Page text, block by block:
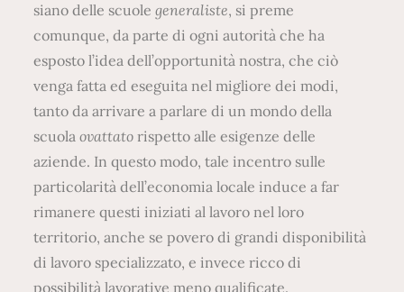
siano delle scuolegeneraliste, si preme
comunque, da parte di ogni autorità che ha
esposto l’idea dell’opportunità nostra, che ciò
venga fatta ed eseguita nel migliore dei modi,
tanto da arrivare a parlare di un mondo della
scuolaovattato rispetto alle esigenze delle
aziende. In questo modo, tale incentro sulle
particolarità dell’economia locale induce a far
rimanere questi iniziati al lavoro nel loro
territorio, anche se povero di grandi disponibilità
di lavoro specializzato, e invece ricco di
possibilità lavorative meno qualificate.